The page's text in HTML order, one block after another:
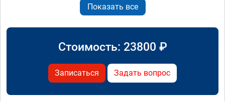
Показать все
Стоимость: 23800 ₽
Записаться Задать вопрос